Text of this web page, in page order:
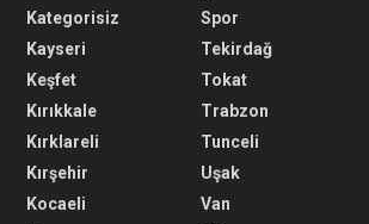
Kategorisiz
Kayseri
Keşfet
Kırıkkale
Kırklareli
Kırşehir
Kocaeli
Spor
Tekirdağ
Tokat
Trabzon
Tunceli
Uşak
Van